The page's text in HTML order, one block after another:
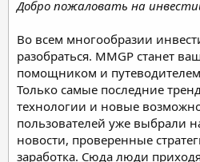
Добро пожаловать на
Во всем многообразии
разобраться. MMGP станет
помощником и
Только самые последние
технологии и новые
пользователей уже выбрали
новости, проверенные
заработка. Сюда люди